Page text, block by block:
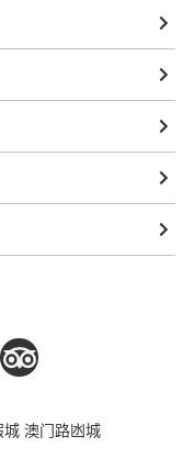
澳门路凼城